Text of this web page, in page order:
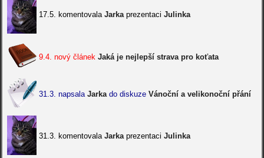
17.5. komentovala Jarkaprezentaci Julinka
9.4. nový článek Jaká je nejlepší strava pro koťata
31.3. napsala Jarkado diskuze Vánoční a velikonoční přání
31.3. komentovala Jarkaprezentaci Julinka